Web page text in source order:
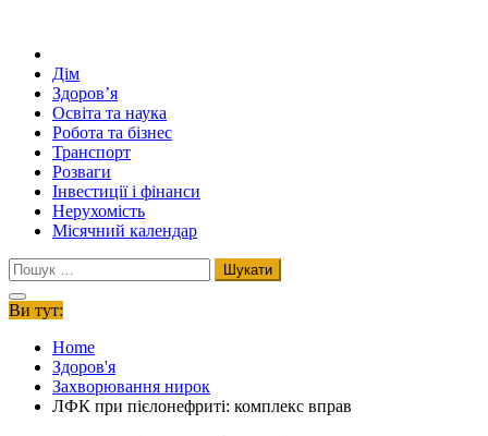
Дім
Здоров’я
Освіта та наука
Робота та бізнес
Транспорт
Розваги
Інвестиції і фінанси
Нерухомість
Місячний календар
Пошук:
Ви тут:
Home
Здоров'я
Захворювання нирок
ЛФК при пієлонефриті: комплекс вправ